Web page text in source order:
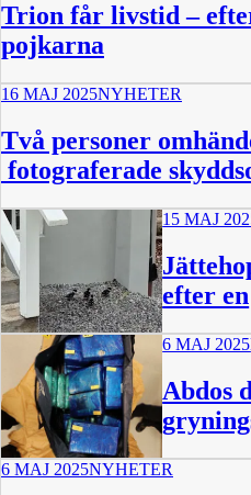
Trion får livstid –
pojkarna
16 MAJ 2025NYHETER
Två personer
fotograferade
15 MAJ
efter en
6 MAJ 2025
Abdos
6 MAJ 2025NYHETER